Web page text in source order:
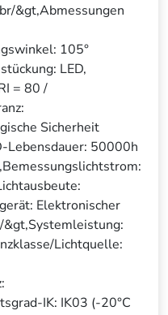
&gt,Abmessungen
105°
LED,
= 80 /
Sicherheit
Lebensdauer: 50000h
Elektronischer
Lichtquelle:
IK: IK03 (-20°C